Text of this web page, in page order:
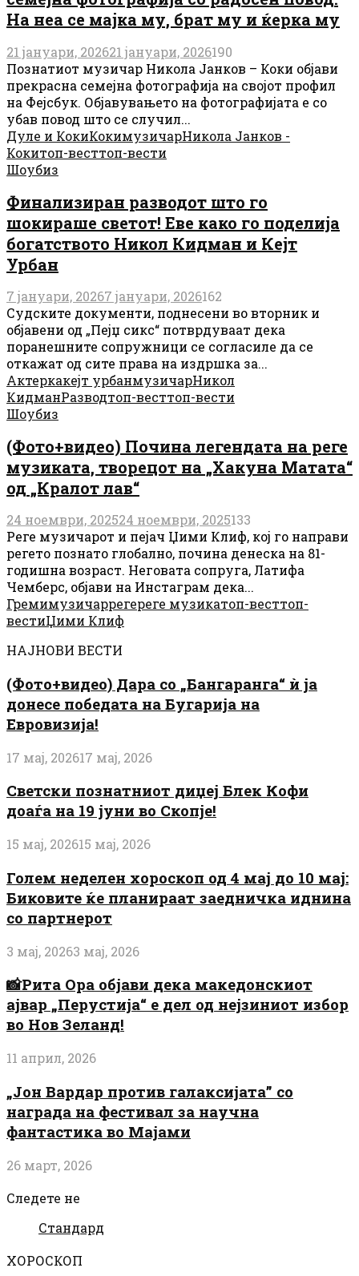
На неа се мајка му, брат му и ќерка му
21 јануари, 202621 јануари, 2026190
Познатиот музичар Никола Јанков – Коки објави
прекрасна семејна фотографија на својот профил
на Фејсбук. Објавувањето на фотографијата е со
убав повод што се случил...
Дуле и КокиКокимузичарНикола Јанков -
Кокитоп-весттоп-вести
Шоубиз
Финализиран разводот што го
шокираше светот! Еве како го поделија
богатството Никол Кидман и Кејт
Урбан
7 јануари, 20267 јануари, 2026162
Судските документи, поднесени во вторник и
објавени од „Пејџ сикс“ потврдуваат дека
поранешните сопружници се согласиле да се
откажат од сите права на издршка за...
Актеркакејт урбанмузичарНикол
КидманРазводтоп-весттоп-вести
Шоубиз
(Фото+видео) Почина легендата на реге
музиката, творецот на „Хакуна Матата“
од „Кралот лав“
24 ноември, 202524 ноември, 2025133
Реге музичарот и пејач Џими Клиф, кој го направи
регето познато глобално, почина денеска на 81-
годишна возраст. Неговата сопруга, Латифа
Чемберс, објави на Инстаграм дека...
Гремимузичаррегереге музикатоп-весттоп-
вестиЏими Клиф
НАЈНОВИ ВЕСТИ
(Фото+видео) Дара со „Бангаранга“ ѝ ја
донесе победата на Бугарија на
Евровизија!
17 мај, 202617 мај, 2026
Светски познатниот диџеј Блек Кофи
доаѓа на 19 јуни во Скопје!
15 мај, 202615 мај, 2026
Голем неделен хороскоп од 4 мај до 10 мај:
Биковите ќе планираат заедничка иднина
со партнерот
3 мај, 20263 мај, 2026
📸Рита Ора објави дека македонскиот
ајвар „Перустија“ е дел од нејзиниот избор
во Нов Зеланд!
11 април, 2026
„Јон Вардар против галаксијата” со
награда на фестивал за научна
фантастика во Мајами
26 март, 2026
Следете не
Стандард
ХОРОСКОП